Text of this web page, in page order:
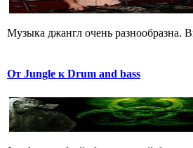
Музыка джангл очень разнообразна.
От Jungle к Drum and bass